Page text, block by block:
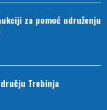
za pomoć udruženju
Trebinja